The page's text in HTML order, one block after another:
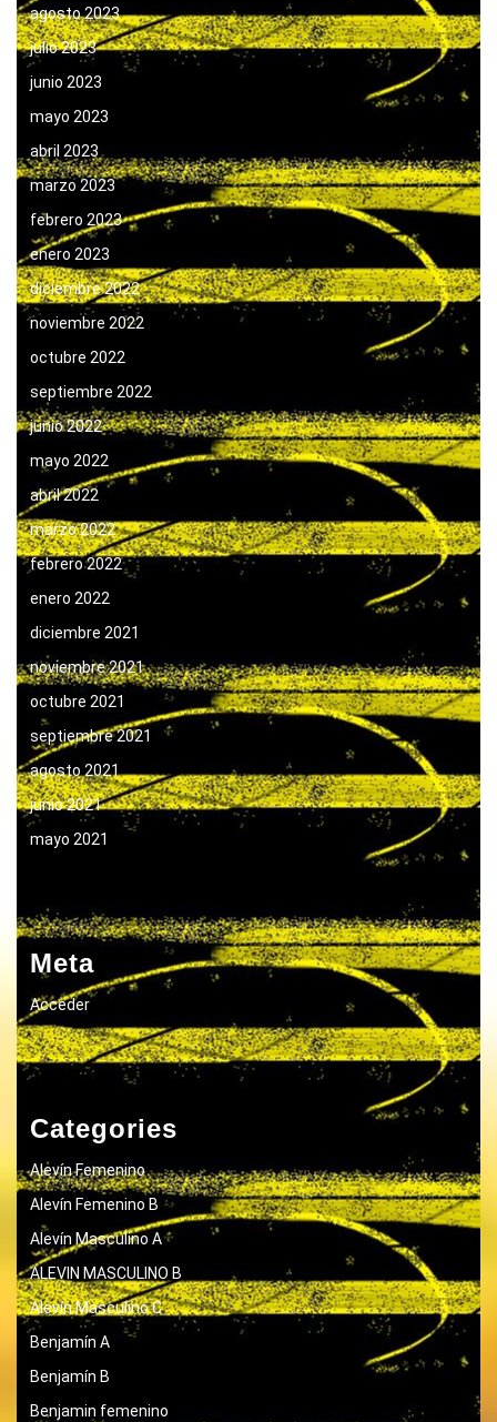
agosto 2023
julio 2023
junio 2023
mayo 2023
abril 2023
marzo 2023
febrero 2023
enero 2023
diciembre 2022
noviembre 2022
octubre 2022
septiembre 2022
junio 2022
mayo 2022
abril 2022
marzo 2022
febrero 2022
enero 2022
diciembre 2021
noviembre 2021
octubre 2021
septiembre 2021
agosto 2021
junio 2021
mayo 2021
Meta
Acceder
Categories
Alevín Femenino
Alevín Femenino B
Alevín Masculino A
ALEVIN MASCULINO B
Alevín Masculino C
Benjamín A
Benjamín B
Benjamin femenino